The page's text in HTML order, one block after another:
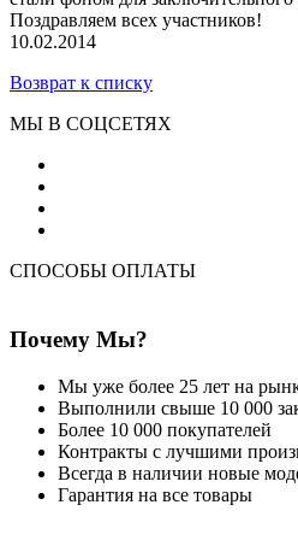
Поздравляем всех участников!
10.02.2014
Возврат к списку
МЫ В СОЦСЕТЯХ
СПОСОБЫ ОПЛАТЫ
Почему Мы?
Мы уже более 25 лет на
Выполнили свыше 10 000
Более 10 000 покупателей
Контракты с лучшими
Всегда в наличии новые
Гарантия на все товары